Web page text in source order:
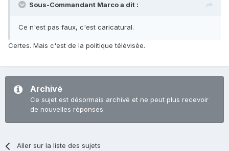
Sous-Commandant Marco a dit :
Ce n'est pas faux, c'est caricatural.
Certes. Mais c'est de la politique télévisée.
Archivé
Ce sujet est désormais archivé et ne peut plus recevoir
de nouvelles réponses.
Aller sur la liste des sujets